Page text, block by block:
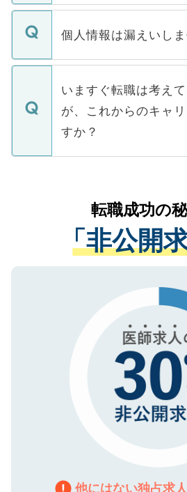
ません。
■応募殺到を避けるため
関を公にしてしまうと
に、医療機関が求める条
みを人材紹介会社に依頼
ています。
転職・入職を強要する
ん。また、仮に応募先か
定を承諾する必要はあ
の辞退の連絡はキャリア
個人情報は漏えいし
個人情報が漏えいする
で、ご安心ください。当
などで収集したご登録者
ご本人のキャリアアップ
支援を目的に使用いたし
ているすべての個人デ
は、個人情報の取り扱い
管理基準を満たした事業
る、プライバシーマーク
で、機密保持に関しても
いますぐ転職は考え
が、これからのキャ
すか？
かがいして、現在の医療
経験をまじえながら、適
させていただきます。す
ない方には、長期的なサ
ので、まずはご登録くだ
転職成功の
「非公開
他にはない独占求